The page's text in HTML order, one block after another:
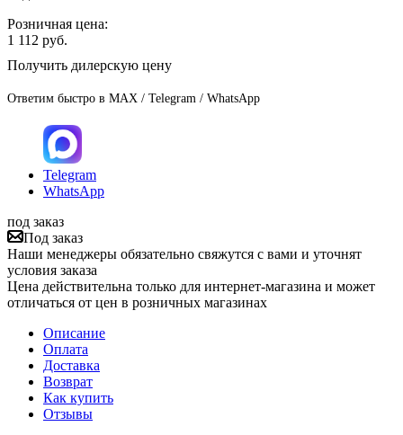
Розничная цена:
1 112 руб.
Получить дилерскую цену
Ответим быстро в MAX / Telegram / WhatsApp
Telegram
WhatsApp
под заказ
Под заказ
Наши менеджеры обязательно свяжутся с вами и уточнят
условия заказа
Цена действительна только для интернет-магазина и может
отличаться от цен в розничных магазинах
Описание
Оплата
Доставка
Возврат
Как купить
Отзывы